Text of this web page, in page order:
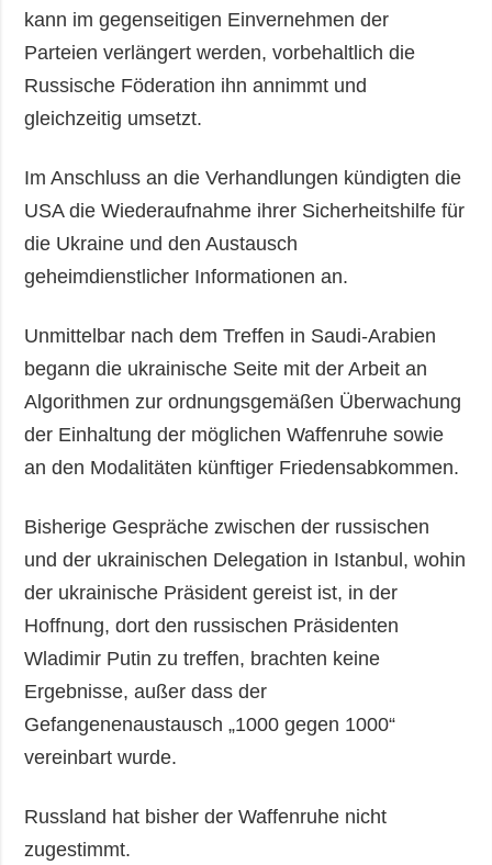
kann im gegenseitigen Einvernehmen der
Parteien verlängert werden, vorbehaltlich die
Russische Föderation ihn annimmt und
gleichzeitig umsetzt.
Im Anschluss an die Verhandlungen kündigten die
USA die Wiederaufnahme ihrer Sicherheitshilfe für
die Ukraine und den Austausch
geheimdienstlicher Informationen an.
Unmittelbar nach dem Treffen in Saudi-Arabien
begann die ukrainische Seite mit der Arbeit an
Algorithmen zur ordnungsgemäßen Überwachung
der Einhaltung der möglichen Waffenruhe sowie
an den Modalitäten künftiger Friedensabkommen.
Bisherige Gespräche zwischen der russischen
und der ukrainischen Delegation in Istanbul, wohin
der ukrainische Präsident gereist ist, in der
Hoffnung, dort den russischen Präsidenten
Wladimir Putin zu treffen, brachten keine
Ergebnisse, außer dass der
Gefangenenaustausch „1000 gegen 1000“
vereinbart wurde.
Russland hat bisher der Waffenruhe nicht
zugestimmt.